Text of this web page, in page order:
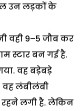
उन लड़कों के
वही 9–5 जौब कर
स्टार बन गई है.
वह बड़ेबड़े
वह लंबीलंबी
लगी है. लेकिन